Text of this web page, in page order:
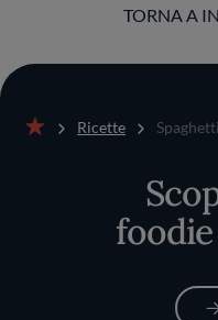
TORNA A
Ricette